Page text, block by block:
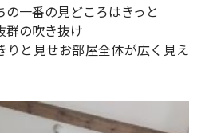
の一番の見どころはきっと
群の吹き抜け
りと見せお部屋全体が広く見え